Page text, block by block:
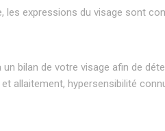
les expressions du visage sont
un bilan de votre visage afin de
allaitement, hypersensibilité